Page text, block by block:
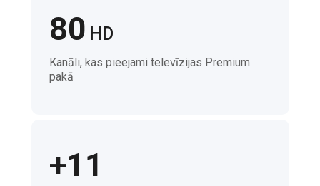
80 HD
Kanāli, kas pieejami televīzijas Premium
pakā
+11